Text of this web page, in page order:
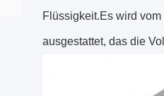
Flüssigkeit.Es wird
ausgestattet, das die